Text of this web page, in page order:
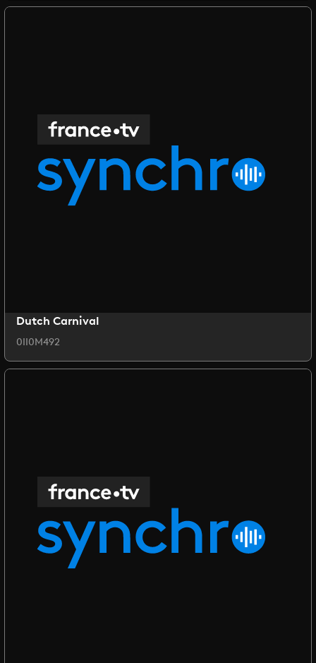
Dutch Carnival
0II0M492